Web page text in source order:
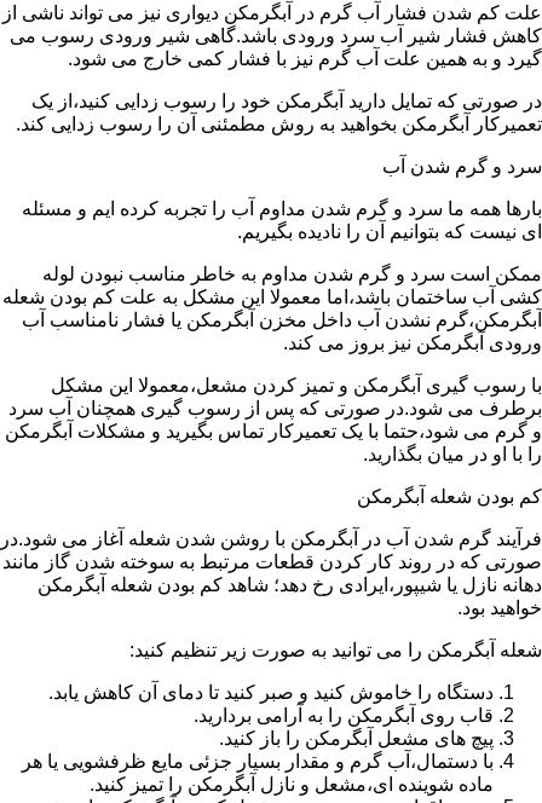
علت کم شدن فشار آب گرم در آبگرمکن دیواری نیز می تواند ناشی از
کاهش فشار شیر آب سرد ورودی باشد.گاهی شیر ورودی رسوب می
گیرد و به همین علت آب گرم نیز با فشار کمی خارج می شود.
در صورتی که تمایل دارید آبگرمکن خود را رسوب زدایی کنید،از یک
تعمیرکار آبگرمکن بخواهید به روش مطمئنی آن را رسوب زدایی کند.
سرد و گرم شدن آب
بارها همه ما سرد و گرم شدن مداوم آب را تجربه کرده ایم و مسئله
ای نیست که بتوانیم آن را نادیده بگیریم.
ممکن است سرد و گرم شدن مداوم به خاطر مناسب نبودن لوله
کشی آب ساختمان باشد،اما معمولا این مشکل به علت کم بودن شعله
آبگرمکن،گرم نشدن آب داخل مخزن آبگرمکن یا فشار نامناسب آب
ورودی آبگرمکن نیز بروز می کند.
با رسوب گیری آبگرمکن و تمیز کردن مشعل،معمولا این مشکل
برطرف می شود.در صورتی که پس از رسوب گیری همچنان آب سرد
و گرم می شود،حتما با یک تعمیرکار تماس بگیرید و مشکلات آبگرمکن
را با او در میان بگذارید.
کم بودن شعله آبگرمکن
فرآیند گرم شدن آب در آبگرمکن با روشن شدن شعله آغاز می شود.در
صورتی که در روند کار کردن قطعات مرتبط به سوخته شدن گاز مانند
دهانه نازل یا شیپور،ایرادی رخ دهد؛ شاهد کم بودن شعله آبگرمکن
خواهید بود.
شعله آبگرمکن را می توانید به صورت زیر تنظیم کنید:
دستگاه را خاموش کنید و صبر کنید تا دمای آن کاهش یابد.
قاب روی آبگرمکن را به آرامی بردارید.
پیچ های مشعل آبگرمکن را باز کنید.
با دستمال،آب گرم و مقدار بسیار جزئی مایع ظرفشویی یا هر
ماده شوینده ای،مشعل و نازل آبگرمکن را تمیز کنید.